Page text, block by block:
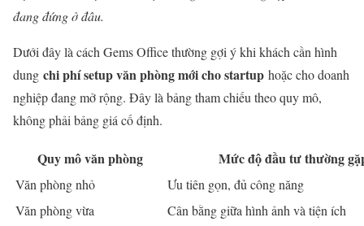
đang đứng ở đâu.
Dưới đây là cách Gems Office thường gợi ý khi khách cần hình
dung chi phí setup văn phòng mới cho startup hoặc cho doanh
nghiệp đang mở rộng. Đây là bảng tham chiếu theo quy mô,
không phải bảng giá cố định.
Quy mô văn phòng Mức độ đầu tư thường
Văn phòng nhỏ
Ưu tiên gọn, đủ công năng
Văn phòng vừa
Cân bằng giữa hình ảnh và tiện ích